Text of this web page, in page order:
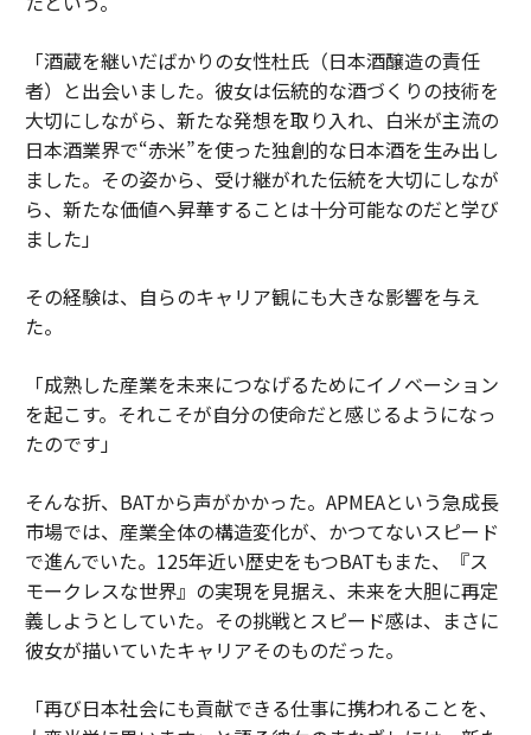
「酒蔵を継いだばかりの女性杜氏（日本酒醸造の責任
者）と出会いました。彼女は伝統的な酒づくりの技術を
大切にしながら、新たな発想を取り入れ、白米が主流の
日本酒業界で“赤米”を使った独創的な日本酒を生み出し
ました。その姿から、受け継がれた伝統を大切にしなが
ら、新たな価値へ昇華することは十分可能なのだと学び
ました」
その経験は、自らのキャリア観にも大きな影響を与え
た。
「成熟した産業を未来につなげるためにイノベーション
を起こす。それこそが自分の使命だと感じるようになっ
たのです」
そんな折、BATから声がかかった。APMEAという急成長
市場では、産業全体の構造変化が、かつてないスピード
で進んでいた。125年近い歴史をもつBATもまた、『ス
モークレスな世界』の実現を見据え、未来を大胆に再定
義しようとしていた。その挑戦とスピード感は、まさに
彼女が描いていたキャリアそのものだった。
「再び日本社会にも貢献できる仕事に携われることを、